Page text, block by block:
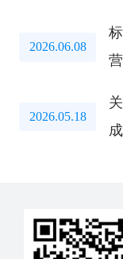
2026.06.08
2026.05.18